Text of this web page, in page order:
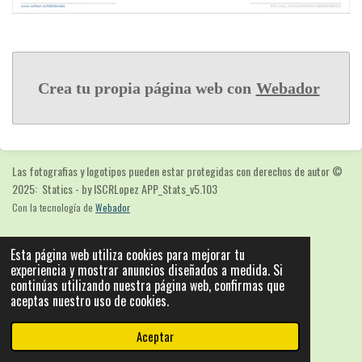
Esta página web utiliza cookies para mejorar tu
experiencia y mostrar anuncios diseñados a medida. Si
continúas utilizando nuestra página web, confirmas que
aceptas nuestro uso de cookies.
Aceptar
Crea tu propia página web con Webador
Las fotografias y logotipos pueden estar protegidas con derechos de autor©
2025: Statics - by ISCRLopez APP_Stats_v5.103
Con la tecnología de Webador